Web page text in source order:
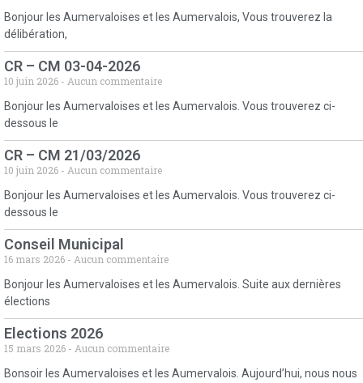
Bonjour les Aumervaloises et les Aumervalois, Vous trouverez la
délibération,
CR – CM 03-04-2026
10 juin 2026
Aucun commentaire
Bonjour les Aumervaloises et les Aumervalois. Vous trouverez ci-
dessous le
CR – CM 21/03/2026
10 juin 2026
Aucun commentaire
Bonjour les Aumervaloises et les Aumervalois. Vous trouverez ci-
dessous le
Conseil Municipal
16 mars 2026
Aucun commentaire
Bonjour les Aumervaloises et les Aumervalois. Suite aux dernières
élections
Elections 2026
15 mars 2026
Aucun commentaire
Bonsoir les Aumervaloises et les Aumervalois. Aujourd’hui, nous nous